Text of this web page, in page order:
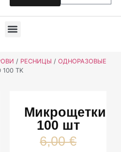
/ РЕСНИЦЫ / ОДНОРАЗОВЫЕ
100 TK
Микрощетки
100 шт
6,00€